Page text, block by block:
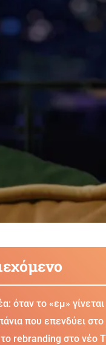
όταν το «εμ»
που επενδύει
rebranding στο νέο